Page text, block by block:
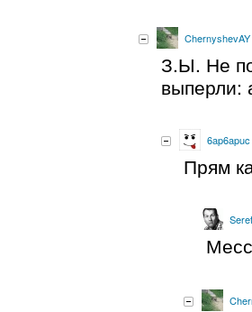
ChernyshevAY
З.Ы. Не
выперли:
6ap6apuc
Прям